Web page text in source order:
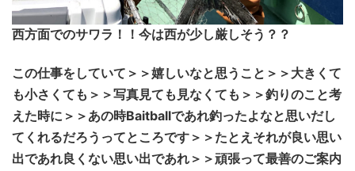
西方面でのサワラ！！今は西が少し厳しそう？？
この仕事をしていて＞＞嬉しいなと思うこと＞＞大きくて
も小さくても＞＞写真見ても見なくても＞＞釣りのこと考
えた時に＞＞あの時Baitballであれ釣ったよなと思いだし
てくれるだろうってところです＞＞たとえそれが良い思い
出であれ良くない思い出であれ＞＞頑張って最善のご案内